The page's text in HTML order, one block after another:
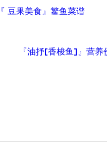
『 豆果美食』鳘鱼菜谱
『油抒[香梭鱼]』营